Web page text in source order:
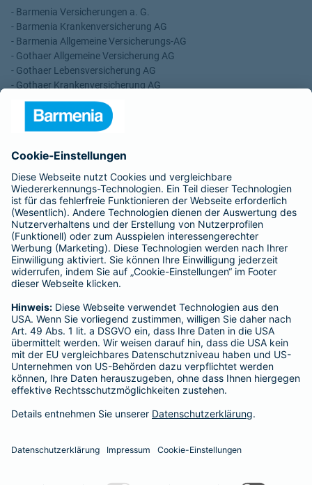
- Barmenia Versicherungen a. G.
- Barmenia Krankenversicherung AG
- Barmenia Allgemeine Versicherungs-AG
- Gothaer Allgemeine Versicherung AG
- Gothaer Lebensversicherung AG
- Gothaer Krankenversicherung AG
- ROLAND Rechtsschutz-Versicherungs-AG
- ROLAND Schutzbrief-Versicherung AG
Vergütungen, die in der zu entrichtenden Versicherungsprämie
enthalten sind.
Schlichtungsstellen
Für Lebens- und Sachversicherungen:
Verein Versicherungsombudsmann eV,
Postfach 080632, 10006 Berlin
Für private Krankenversicherungen:
Ombudsmann für private Kranken- / Pflege-Versicherungen,
Postfach 060222, 10052 Berlin
Impressum
Tel.